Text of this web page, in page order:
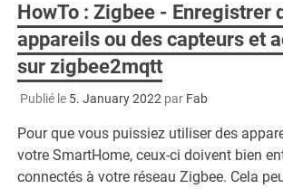
HowTo : Zigbee - Enregistrer
appareils ou des capteurs et
sur zigbee2mqtt
Publié le 5. January 2022 par Fab
Pour que vous puissiez utiliser des
votre SmartHome, ceux-ci doivent bien
connectés à votre réseau Zigbee. Cela